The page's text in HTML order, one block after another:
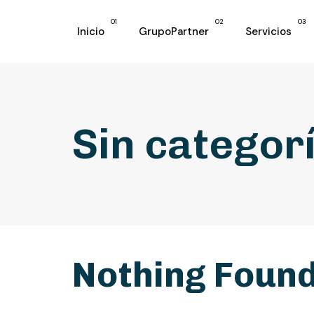
Inicio
01
GrupoPartner
02
Servicios
03
Sin
Nothing